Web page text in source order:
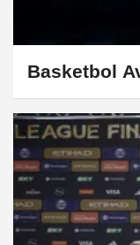
Basketbol